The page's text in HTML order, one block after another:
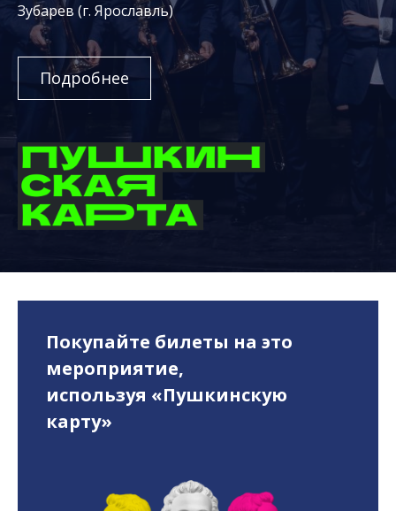
Зубарев (г. Ярославль)
Подробнее
Покупайте билеты на это
мероприятие,
используя «Пушкинскую
карту»